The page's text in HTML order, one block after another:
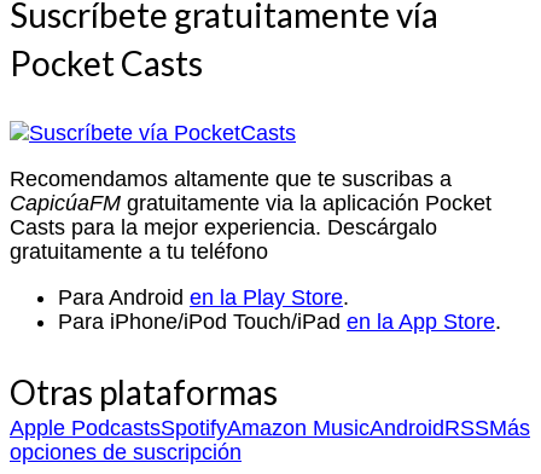
Suscríbete gratuitamente vía
Pocket Casts
Recomendamos altamente que te suscribas a
CapicúaFM gratuitamente via la aplicación Pocket
Casts para la mejor experiencia. Descárgalo
gratuitamente a tu teléfono
Para Android en la Play Store.
Para iPhone/iPod Touch/iPad en la App Store.
Otras plataformas
Apple PodcastsSpotifyAmazon MusicAndroidRSSMás
opciones de suscripción